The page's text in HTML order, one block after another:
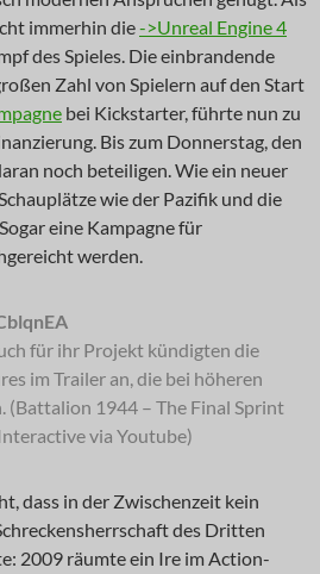
immerhin die->Unreal Engine 4
des Spieles. Die einbrandende
Zahl von Spielern auf den Start
bei Kickstarter, führte nun zu
Bis zum Donnerstag, den
noch beteiligen. Wie ein neuer
wie der Pazifik und die
eine Kampagne für
werden.
für ihr Projekt kündigten die
im Trailer an, die bei höheren
(Battalion 1944 – The Final Sprint
via Youtube)
dass in der Zwischenzeit kein
des Dritten
2009 räumte ein Ire im Action-